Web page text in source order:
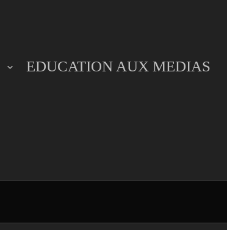
EDUCATION AUX MEDIAS